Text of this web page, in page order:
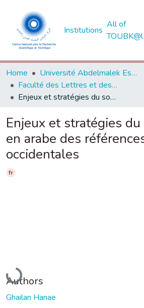
Institutions
All of
TOUBK@l
Home
Université Abdelmalek Essaadi - Tétouan
Faculté des Lettres et des Sciences Humaines - Tétouan
Enjeux et stratégies du sous-tirage en arabe des références culturelles occidentales
Enjeux et stratégies
en arabe des
occidentales
fr
Loading...
Authors
Ghailan Hanae